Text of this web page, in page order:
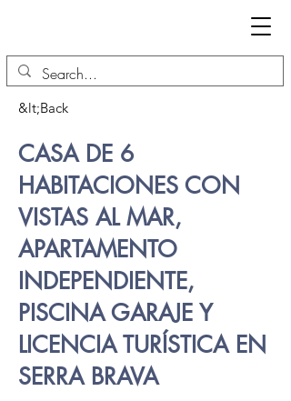
&lt;Back
CASA DE 6
HABITACIONES CON
VISTAS AL MAR,
APARTAMENTO
INDEPENDIENTE,
PISCINA GARAJE Y
LICENCIA TURÍSTICA EN
SERRA BRAVA